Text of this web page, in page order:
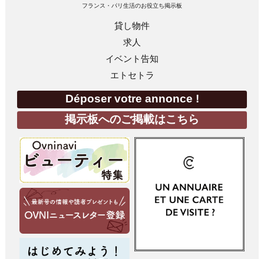
フランス・パリ生活のお役立ち掲示板
貸し物件
求人
イベント告知
エトセトラ
Déposer votre annonce !
掲示板へのご掲載はこちら